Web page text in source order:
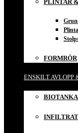
PLINTAR
FORMRÖR
ENSKILT AVLOPP